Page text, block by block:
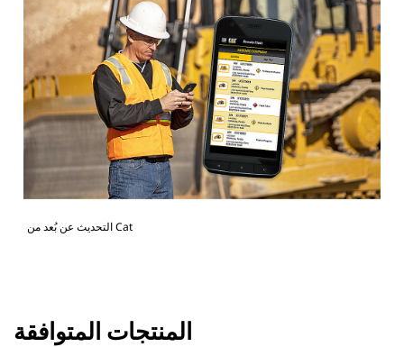
التحديث عن بُعد من Cat
المنتجات المتوافقة